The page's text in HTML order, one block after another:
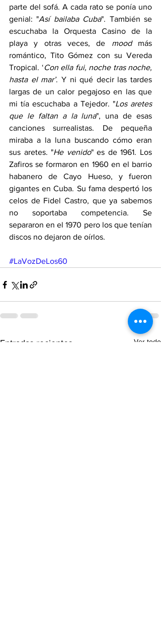
parte del sofá. A cada rato se ponía uno
genial: "Así bailaba Cuba". También se
escuchaba la Orquesta Casino de la
playa y otras veces, de mood más
romántico, Tito Gómez con su Vereda
Tropical. ‘Con ella fui, noche tras noche,
hasta el mar’. Y ni qué decir las tardes
largas de un calor pegajoso en las que
mi tía escuchaba a Tejedor. "Los aretes
que le faltan a la luna", una de esas
canciones surrealistas. De pequeña
miraba a la luna buscando cómo eran
sus aretes. "He venido" es de 1961. Los
Zafiros se formaron en 1960 en el barrio
habanero de Cayo Hueso, y fueron
gigantes en Cuba. Su fama despertó los
celos de Fidel Castro, que ya sabemos
no soportaba competencia. Se
separaron en el 1970 pero los que tenían
discos no dejaron de oírlos.
#LaVozDeLos60
Entradas recientes Ver todo